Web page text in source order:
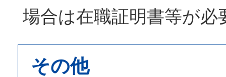
場合は在職証明書等が必
その他